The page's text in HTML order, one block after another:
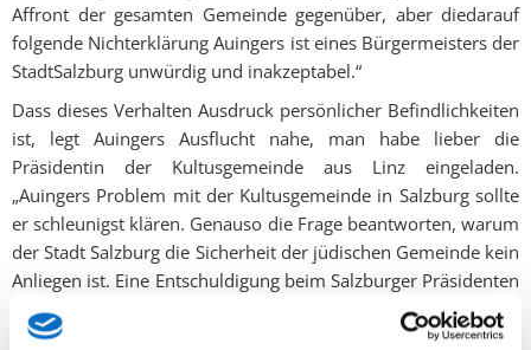
Affront der gesamten Gemeinde gegenüber, aber diedarauf
folgende Nichterklärung Auingers ist eines Bürgermeisters der
StadtSalzburg unwürdig und inakzeptabel.“
Dass dieses Verhalten Ausdruck persönlicher Befindlichkeiten
ist, legt Auingers Ausflucht nahe, man habe lieber die
Präsidentin der Kultusgemeinde aus Linz eingeladen.
„Auingers Problem mit der Kultusgemeinde in Salzburg sollte
er schleunigst klären. Genauso die Frage beantworten, warum
der Stadt Salzburg die Sicherheit der jüdischen Gemeinde kein
Anliegen ist. Eine Entschuldigung beim Salzburger Präsidenten
ist genauso fällig, wie die Rückkehr zu Vernunft und
Verantwortung“, schließt Svazek und weist darauf hin, dass